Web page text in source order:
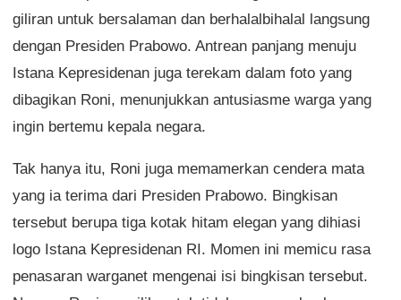
giliran untuk bersalaman dan berhalalbihalal langsung
dengan Presiden Prabowo. Antrean panjang menuju
Istana Kepresidenan juga terekam dalam foto yang
dibagikan Roni, menunjukkan antusiasme warga yang
ingin bertemu kepala negara.
Tak hanya itu, Roni juga memamerkan cendera mata
yang ia terima dari Presiden Prabowo. Bingkisan
tersebut berupa tiga kotak hitam elegan yang dihiasi
logo Istana Kepresidenan RI. Momen ini memicu rasa
penasaran warganet mengenai isi bingkisan tersebut.